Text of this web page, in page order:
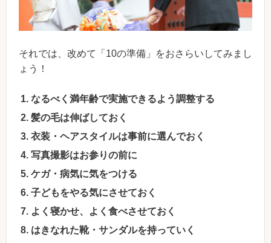
それでは、改めて「10の準備」をおさらいしてみまし
ょう！
なるべく満年齢で実施できるよう調整する
髪の毛は伸ばしておく
衣装・ヘアスタイルは事前に選んでおく
写真撮影はお参りの前に
ケガ・病気に気をつける
子どもをやる気にさせておく
よく寝かせ、よく食べさせておく
はきなれた靴・サンダルを持っていく